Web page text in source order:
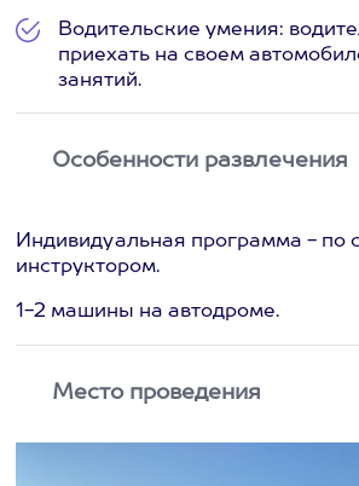
Водительские умения:
приехать на своем
занятий.
Особенности развлечения
Индивидуальная программа - по
инструктором.
1-2 машины на автодроме.
Место проведения